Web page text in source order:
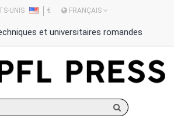
UNIS € FRANÇAIS
et universitaires romandes
sur